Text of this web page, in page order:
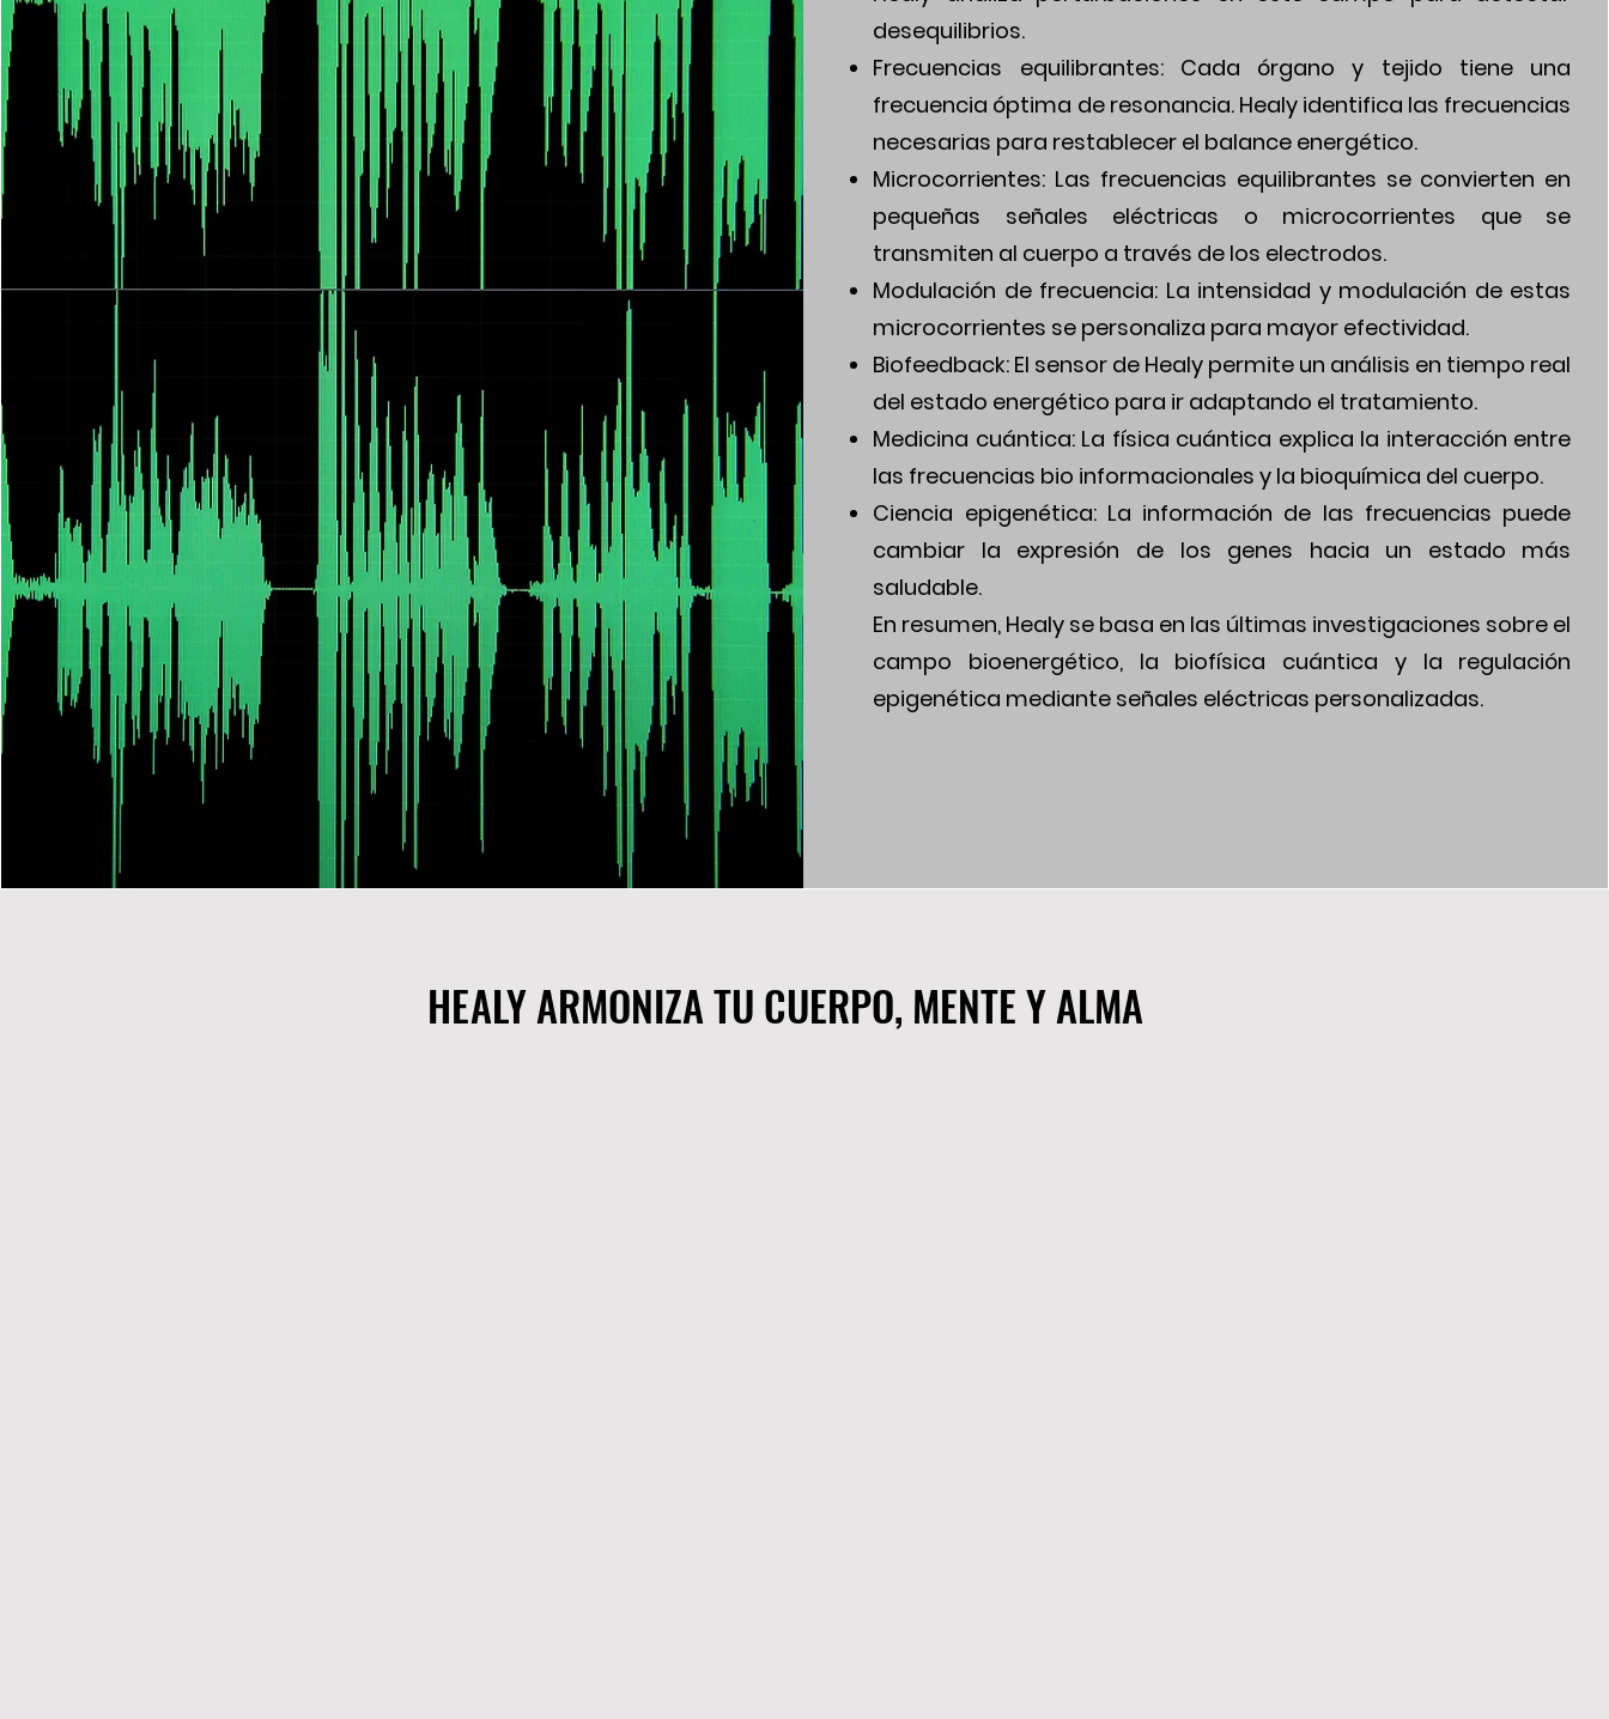
desequilibrios.
Frecuencias equilibrantes: Cada órgano y tejido tiene una
frecuencia óptima de resonancia. Healy identifica las frecuencias
necesarias para restablecer el balance energético.
Microcorrientes: Las frecuencias equilibrantes se convierten en
pequeñas señales eléctricas o microcorrientes que se
transmiten al cuerpo a través de los electrodos.
Modulación de frecuencia: La intensidad y modulación de estas
microcorrientes se personaliza para mayor efectividad.
Biofeedback: El sensor de Healy permite un análisis en tiempo real
del estado energético para ir adaptando el tratamiento.
Medicina cuántica: La física cuántica explica la interacción entre
las frecuencias bio informacionales y la bioquímica del cuerpo.
Ciencia epigenética: La información de las frecuencias puede
cambiar la expresión de los genes hacia un estado más
saludable.
En resumen, Healy se basa en las últimas investigaciones sobre el
campo bioenergético, la biofísica cuántica y la regulación
epigenética mediante señales eléctricas personalizadas.
HEALY ARMONIZA TU CUERPO, MENTE Y ALMA
HEALY ARMONIZA TU CUERPO, MENTE Y ALMA